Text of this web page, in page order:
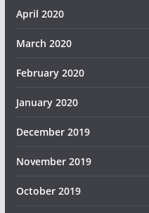
April 2020
March 2020
February 2020
January 2020
December 2019
November 2019
October 2019